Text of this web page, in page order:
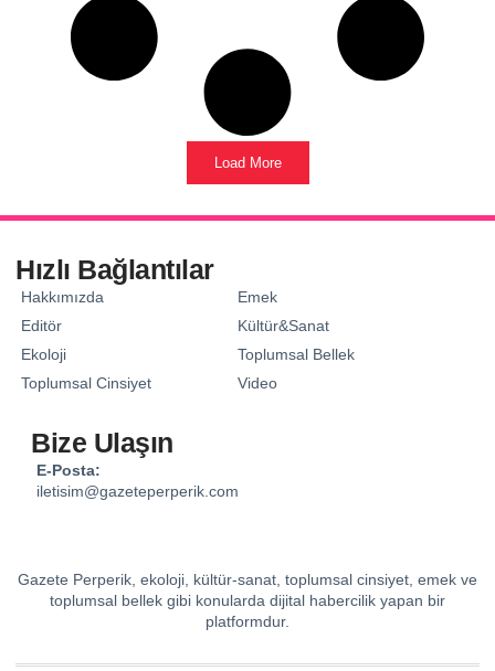
Load More
Hızlı Bağlantılar
Hakkımızda
Editör
Ekoloji
Toplumsal Cinsiyet
Emek
Kültür&Sanat
Toplumsal Bellek
Video
Bize Ulaşın
E-Posta:
iletisim@gazeteperperik.com
Gazete Perperik, ekoloji, kültür-sanat, toplumsal cinsiyet, emek ve
toplumsal bellek gibi konularda dijital habercilik yapan bir
platformdur.